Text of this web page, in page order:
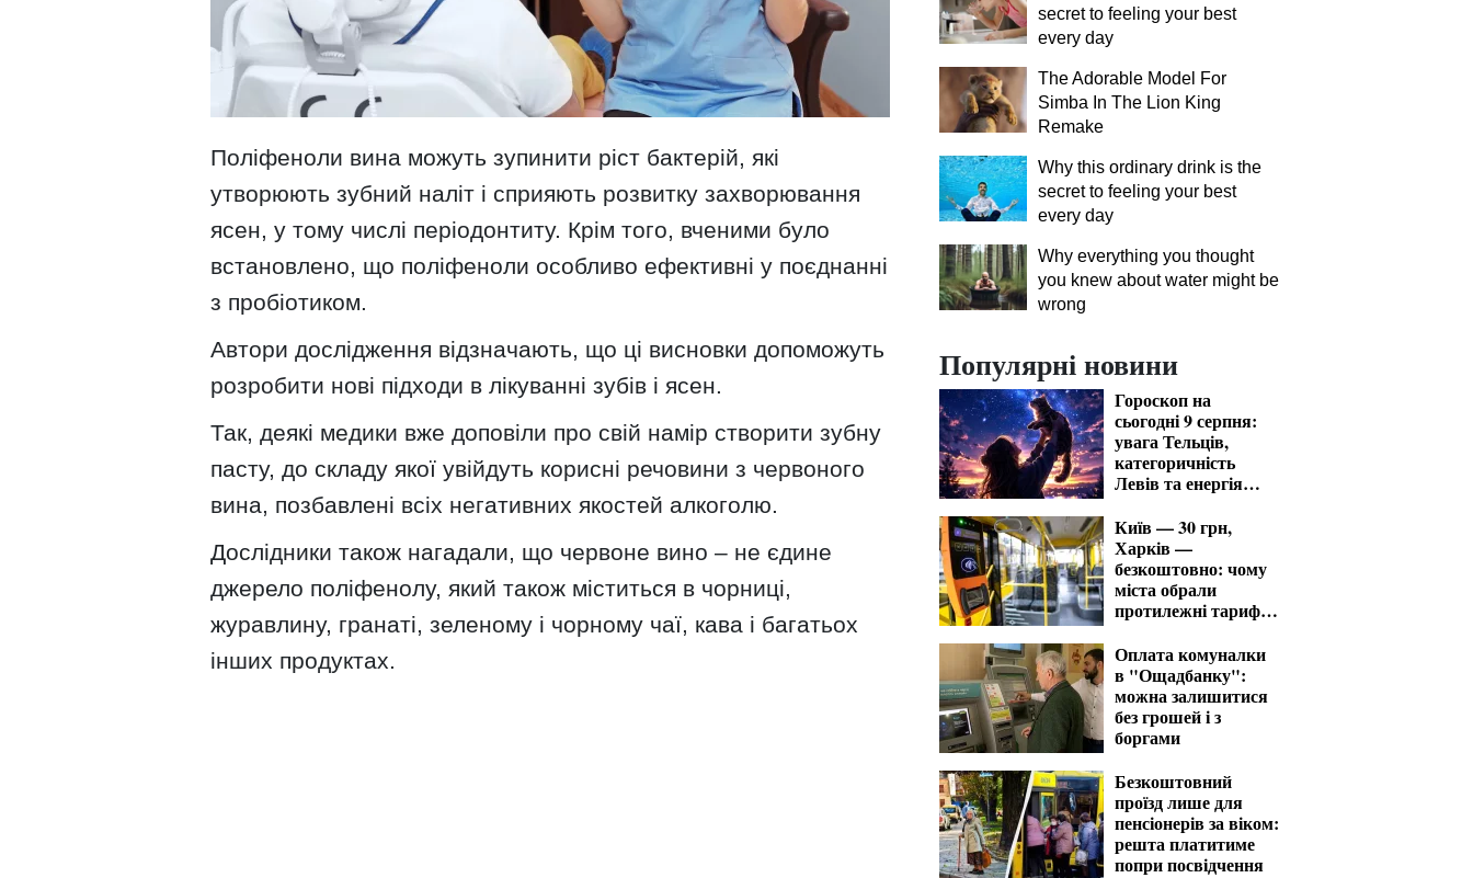
Поліфеноли вина можуть зупинити ріст бактерій, які
утворюють зубний наліт і сприяють розвитку захворювання
ясен, у тому числі періодонтиту. Крім того, вченими було
встановлено, що поліфеноли особливо ефективні у поєднанні
з пробіотиком.
Автори дослідження відзначають, що ці висновки допоможуть
розробити нові підходи в лікуванні зубів і ясен.
Так, деякі медики вже доповіли про свій намір створити зубну
пасту, до складу якої увійдуть корисні речовини з червоного
вина, позбавлені всіх негативних якостей алкоголю.
Дослідники також нагадали, що червоне вино – не єдине
джерело поліфенолу, який також міститься в чорниці,
журавлину, гранаті, зеленому і чорному чаї, кава і багатьох
інших продуктах.
secret to feeling your best
every day
The Adorable Model For
Simba In The Lion King
Remake
Why this ordinary drink is the
secret to feeling your best
every day
Why everything you thought
you knew about water might be
wrong
Популярні новини
Гороскоп на
сьогодні 9 серпня:
увага Тельців,
категоричність
Левів та енергія
Київ — 30 грн,
Харків —
безкоштовно: чому
міста обрали
протилежні тарифи
Оплата комуналки
в "Ощадбанку":
можна залишитися
без грошей і з
боргами
Безкоштовний
проїзд лише для
пенсіонерів за віком:
решта платитиме
попри посвідчення